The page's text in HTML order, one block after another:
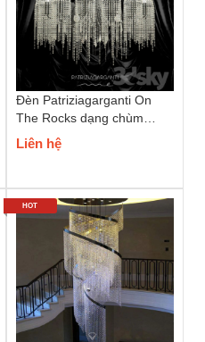
Đèn Patriziagarganti On
The Rocks dạng chùm
phale
Liên hệ
HOT